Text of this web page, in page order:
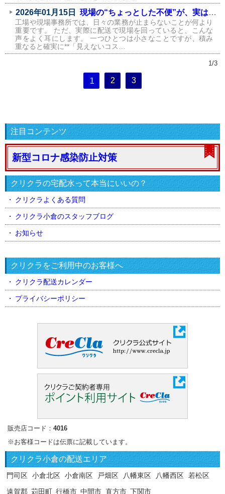
2026年01月15日 現場の“ちょっとした不便”が、実はコストになっている話
工場や現場事務所では、日々の業務が止まらないことが何より
重要です。 ただ、実際に配送で現場を回っていると、こんな
声をよく耳にします。 一つひとつは小さなことですが、積み
重なると確実に**「見えないコス…
1/3
1 2 3
注目コンテンツ
新型コロナ感染防止対策
クリクラの宅配水って本当にいいの？
クリクラよくある質問
クリクラ小倉のスタッフブログ
お知らせ
クリクラをご利用中のお客様へ
クリクラ配送カレンダー
プライバシーポリシー
販売店コード： 4016
※お客様コードは伝票に記載しています。
クリクラ小倉の配送エリア
門司区 小倉北区 小倉南区 戸畑区 八幡東区 八幡西区 若松区
遠賀郡 苅田町 行橋市 中間市 直方市 下関市